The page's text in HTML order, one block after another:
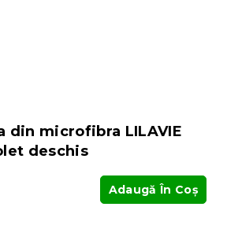
din microfibra LILAVIE
deschis
Adaugă În Coş